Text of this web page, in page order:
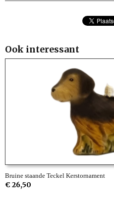
Ook interessant
Bruine staande Teckel Kerstornament
€ 26,50